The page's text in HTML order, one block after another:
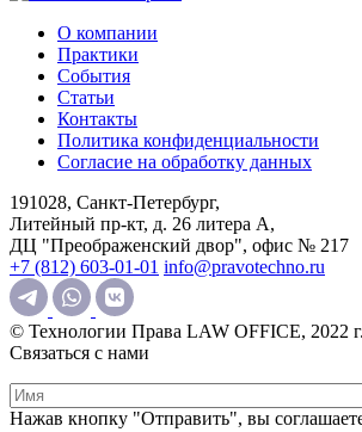
О компании
Практики
События
Статьи
Контакты
Политика конфиденциальности
Согласие на обработку данных
191028, Санкт-Петербург,
Литейный пр-кт, д. 26 литера А,
ДЦ "Преображенский двор", офис № 217
+7 (812) 603-01-01 info@pravotechno.ru
© Технологии Права LAW OFFICE, 2022 г.
Связаться с нами
Нажав кнопку "Отправить", вы